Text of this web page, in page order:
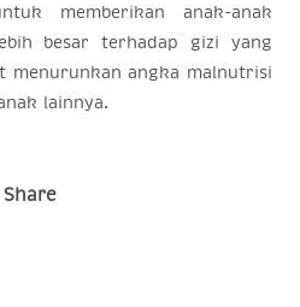
memberikan anak-anak
besar terhadap gizi yang
menurunkan angka malnutrisi
lainnya.
Share